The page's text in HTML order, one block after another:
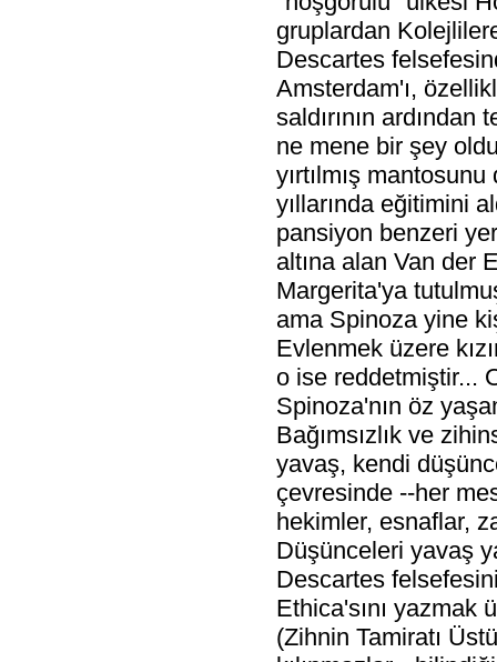
gruplardan
Descartes
Amsterdam'ı,
saldırının
ne mene bir şey
yırtılmış
yıllarında eğitimini
pansiyon benzeri
altına alan Van der
Margerita'ya
ama Spinoza yine
Evlenmek üzere
o ise reddetmiştir...
Spinoza'nın öz
Bağımsızlık ve
yavaş, kendi
çevresinde --her
hekimler, esnaflar,
Düşünceleri yavaş
Descartes felsefesini
Ethica'sını yazmak
(Zihnin Tamiratı